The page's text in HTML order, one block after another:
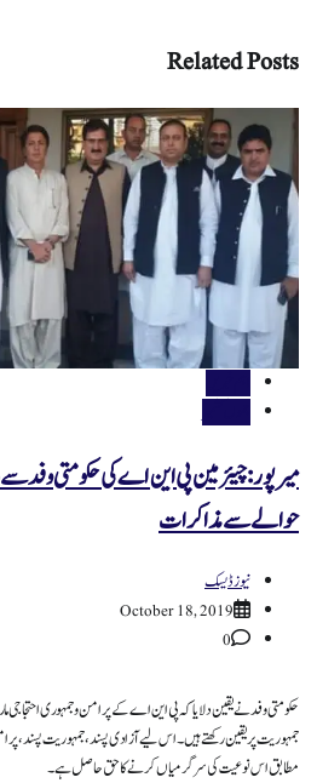
Related Posts
میر پور: چیئر مین پی این اے کی حکومتی وفد
حوالے سے مذاکرات
نیوز ڈیسک
October 18, 2019
0
حکومتی وفد نے یقین دلایا کہ پی این اے کے پرامن و جمہوری احتجاجی
جمہوریت پر یقین رکھتے ہیں۔ اس لیے آزادی پسند، جمہوریت پسند،
مطابق اس نوعیت کی سرگرمیاں کرنے کا حق حاصل ہے۔